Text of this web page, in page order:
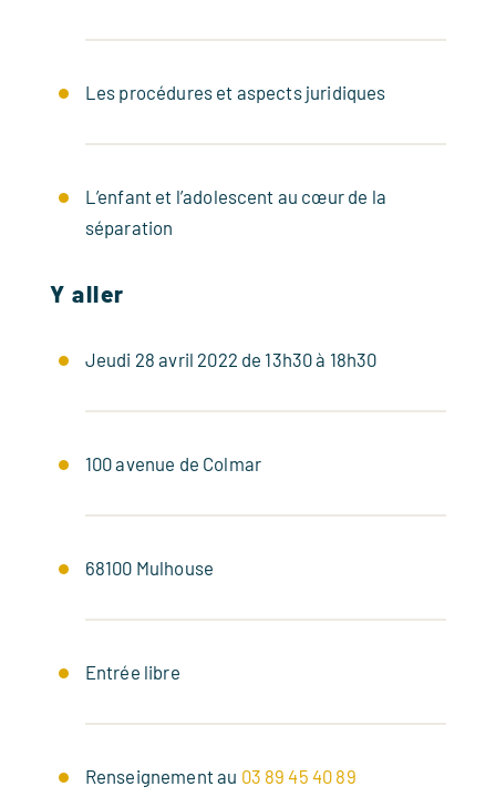
Les procédures et aspects juridiques
L’enfant et l’adolescent au cœur de la
séparation
Y aller
Jeudi 28 avril 2022 de 13h30 à 18h30
100 avenue de Colmar
68100 Mulhouse
Entrée libre
Renseignement au 03 89 45 40 89